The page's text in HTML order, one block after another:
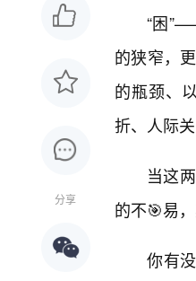
分享
“困
的狭窄，
的瓶颈、
折、人际
当这
的不🎯易
你有